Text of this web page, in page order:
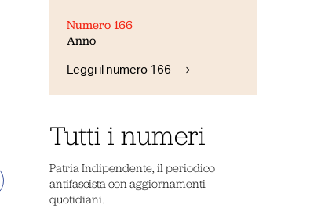
Numero 166
Anno
Leggi il numero 166
Tutti i numeri
Patria Indipendente, il periodico
antifascista con aggiornamenti
quotidiani.